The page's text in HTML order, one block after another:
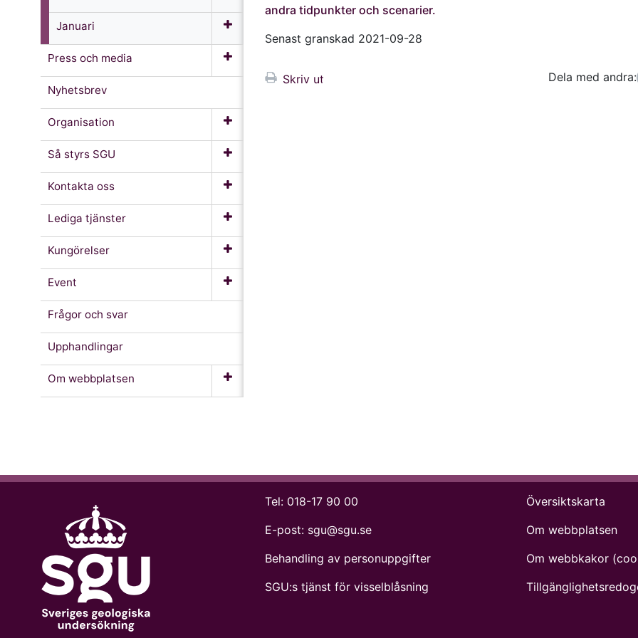
Januari
Press och media
Nyhetsbrev
Organisation
Så styrs SGU
Kontakta oss
Lediga tjänster
Kungörelser
Event
Frågor och svar
Upphandlingar
Om webb­platsen
andra tidpunkter och scenarier.
Senast granskad 2021-09-28
Skriv ut Dela med andra:
Tel: 018-17 90 00
E-post: sgu@sgu.se
Behandling av personuppgifter
SGU:s tjänst för visselblåsning
Översiktskarta
Om webbplatsen
Om webbkakor